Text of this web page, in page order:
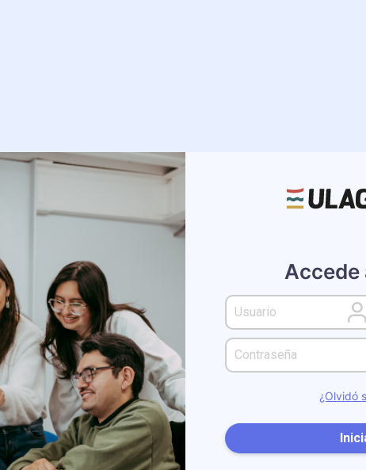
Accede
Correo
¿Olvidó